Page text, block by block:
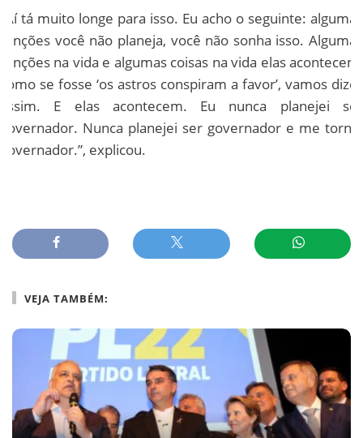
“Aí tá muito longe para isso. Eu acho o seguinte: algumas
funções você não planeja, você não sonha isso. Algumas
funções na vida e algumas coisas na vida elas acontecem,
como se fosse ‘os astros conspiram a favor’, vamos dizer
assim. E elas acontecem. Eu nunca planejei ser
governador. Nunca planejei ser governador e me tornei
governador.”, explicou.
VEJA TAMBÉM: